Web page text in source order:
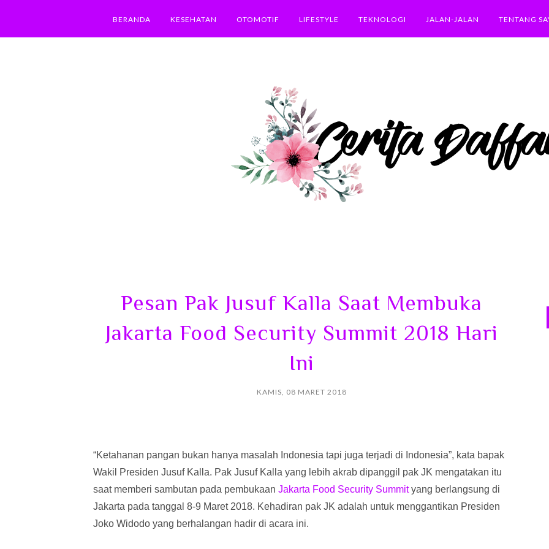
BERANDA KESEHATAN OTOMOTIF LIFESTYLE TEKNOLOGI JALAN-JALAN TENTANG
Pesan Pak Jusuf Kalla Saat Membuka
Jakarta Food Security Summit 2018 Hari
Ini
KAMIS, 08 MARET 2018
“Ketahanan pangan bukan hanya masalah Indonesia tapi juga terjadi di Indonesia”, kata bapak
Wakil Presiden Jusuf Kalla. Pak Jusuf Kalla yang lebih akrab dipanggil pak JK mengatakan itu
saat memberi sambutan pada pembukaan Jakarta Food Security Summityang berlangsung di
Jakarta pada tanggal 8-9 Maret 2018. Kehadiran pak JK adalah untuk menggantikan Presiden
Joko Widodo yang berhalangan hadir di acara ini.